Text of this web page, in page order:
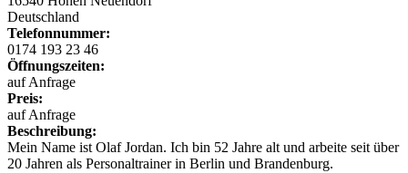
Deutschland
Telefonnummer:
0174 193 23 46
Öffnungszeiten:
auf Anfrage
Preis:
auf Anfrage
Beschreibung:
Mein Name ist Olaf Jordan. Ich bin 52 Jahre alt und arbeite seit über
20 Jahren als Personaltrainer in Berlin und Brandenburg.